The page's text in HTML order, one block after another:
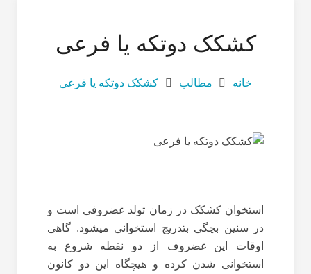
کشکک دوتکه یا فرعی
خانه مطالب کشکک دوتکه یا فرعی
استخوان کشکک در زمان تولد غضروفی است و
در سنین بچگی بتدریج استخوانی میشود. گاهی
اوقات این غضروف از دو نقطه شروع به
استخوانی شدن کرده و هیچگاه این دو کانون